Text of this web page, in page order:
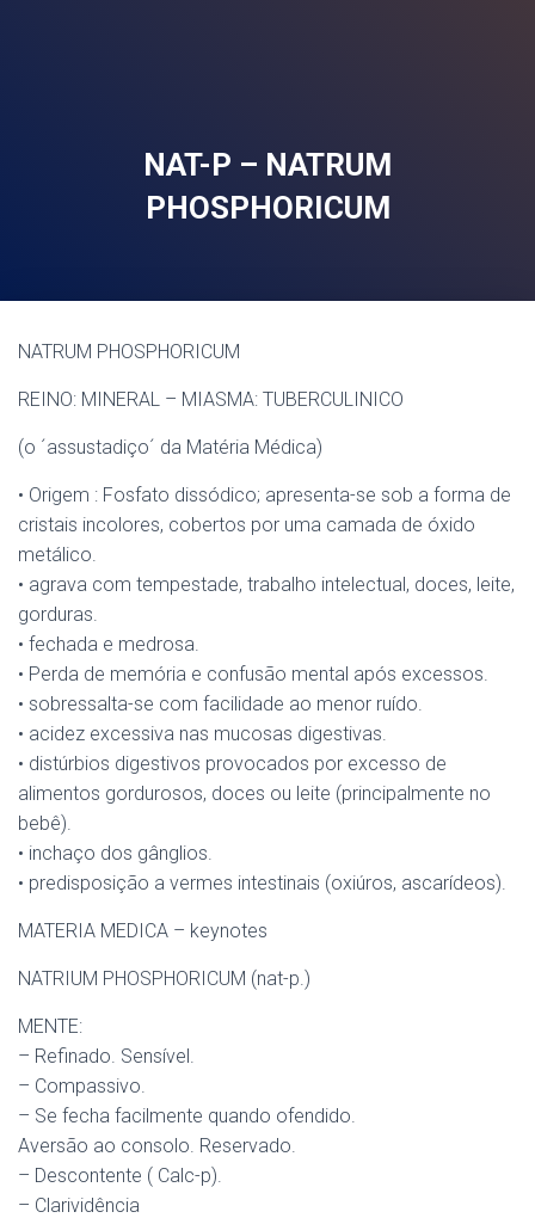
NAT-P – NATRUM
PHOSPHORICUM
NATRUM PHOSPHORICUM
REINO: MINERAL – MIASMA: TUBERCULINICO
(o ´assustadiço´ da Matéria Médica)
• Origem : Fosfato dissódico; apresenta-se sob a forma de
cristais incolores, cobertos por uma camada de óxido
metálico.
• agrava com tempestade, trabalho intelectual, doces, leite,
gorduras.
• fechada e medrosa.
• Perda de memória e confusão mental após excessos.
• sobressalta-se com facilidade ao menor ruído.
• acidez excessiva nas mucosas digestivas.
• distúrbios digestivos provocados por excesso de
alimentos gordurosos, doces ou leite (principalmente no
bebê).
• inchaço dos gânglios.
• predisposição a vermes intestinais (oxiúros, ascarídeos).
MATERIA MEDICA – keynotes
NATRIUM PHOSPHORICUM (nat-p.)
MENTE:
– Refinado. Sensível.
– Compassivo.
– Se fecha facilmente quando ofendido.
Aversão ao consolo. Reservado.
– Descontente ( Calc-p).
– Clarividência